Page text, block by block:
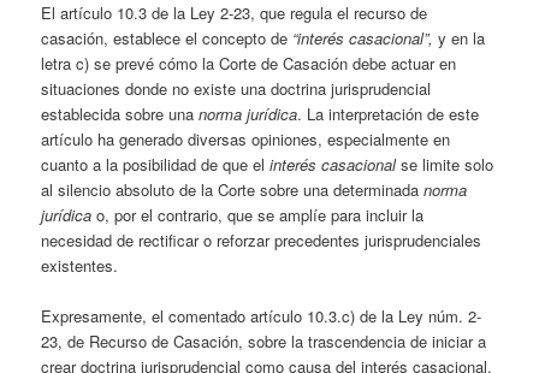
El artículo 10.3 de la Ley 2-23, que regula el recurso de
casación, establece el concepto de “interés casacional”, y en la
letra c) se prevé cómo la Corte de Casación debe actuar en
situaciones donde no existe una doctrina jurisprudencial
establecida sobre unanorma jurídica. La interpretación de este
artículo ha generado diversas opiniones, especialmente en
cuanto a la posibilidad de que elinterés casacionalse limite solo
al silencio absoluto de la Corte sobre una determinadanorma
jurídica o, por el contrario, que se amplíe para incluir la
necesidad de rectificar o reforzar precedentes jurisprudenciales
existentes.
Expresamente, el comentado artículo 10.3.c) de la Ley núm. 2-
23, de Recurso de Casación, sobre la trascendencia de iniciar a
crear doctrina jurisprudencial como causa del interés casacional,